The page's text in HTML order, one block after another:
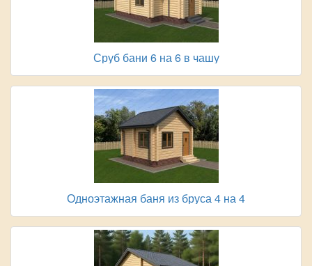
Сруб бани 6 на 6 в чашу
Одноэтажная баня из бруса 4 на 4